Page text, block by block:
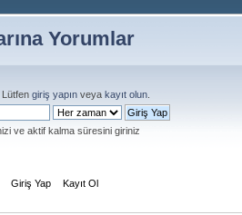
Yorumlar
. Lütfen giriş yapın veya kayıt olun
ve aktif kalma süresini giriniz
Giriş Yap Kayıt Ol